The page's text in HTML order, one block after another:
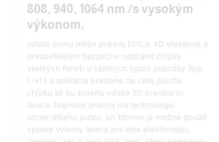
808, 940, 1064 nm /s vysokým
výkonom,
vďaka čomu môže prístroj EPILA 4D efektívne a
predovšetkým bezpečne odstrániť chĺpky
všetkých farieb u všetkých typov pokožky (typ
I.-VI.) a aplikácia prebieha na celej ploche
chĺpku až ku koreňu vďaka 3D prenikaniu
lasera. Najnovší prístroj má technológiu
ultrakrátkeho pulzu, pri ktorom je možné použiť
vysoké výkony lasera pre ešte efektívnejšiu